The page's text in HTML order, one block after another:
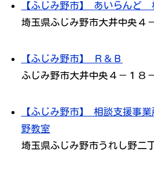
【ふじみ野市】 あいらんど
埼玉県ふじみ野市大井中央４
【ふじみ野市】 Ｒ＆Ｂ
ふじみ野市大井中央４－１８
【ふじみ野市】 相談支援事
野教室
埼玉県ふじみ野市うれし野二